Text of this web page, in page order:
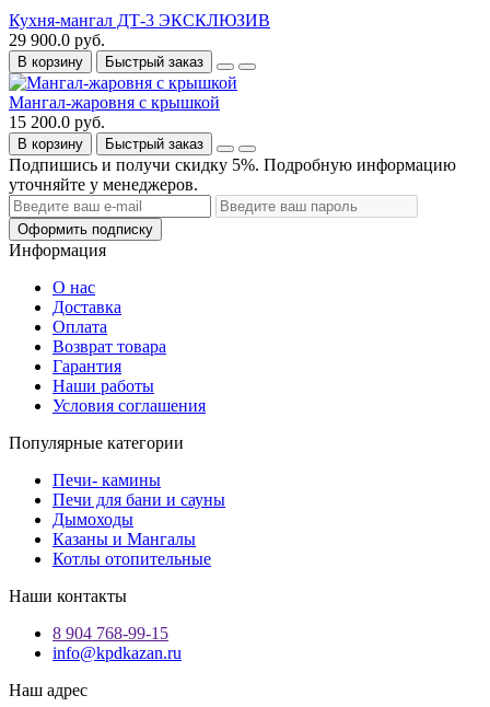
Кухня-мангал ДТ-3 ЭКСКЛЮЗИВ
29 900.0 руб.
В корзину Быстрый заказ
Мангал-жаровня с крышкой
15 200.0 руб.
В корзину Быстрый заказ
Подпишись и получи скидку 5%. Подробную информацию
уточняйте у менеджеров.
Оформить подписку
Информация
О нас
Доставка
Оплата
Возврат товара
Гарантия
Наши работы
Условия соглашения
Популярные категории
Печи- камины
Печи для бани и сауны
Дымоходы
Казаны и Мангалы
Котлы отопительные
Наши контакты
8 904 768-99-15
info@kpdkazan.ru
Наш адрес